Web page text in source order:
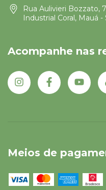
Rua Aulivieri Bozzato,
Industrial Coral, Mauá
Acompanhe nas
Meios de